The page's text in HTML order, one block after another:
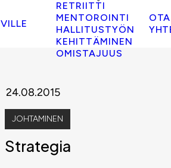
VILLE
RETRIITTI
MENTOROINTI
HALLITUSTYÖN
KEHITTÄMINEN
OMISTAJUUS
OTA
24.08.2015
JOHTAMINEN
Strategia